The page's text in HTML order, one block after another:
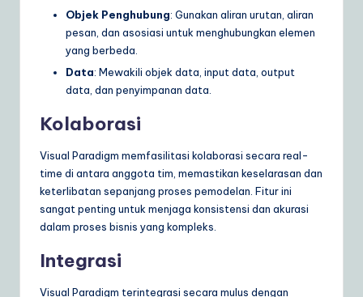
Objek Penghubung: Gunakan aliran urutan, aliran
pesan, dan asosiasi untuk menghubungkan elemen
yang berbeda.
Data: Mewakili objek data, input data, output
data, dan penyimpanan data.
Kolaborasi
Visual Paradigm memfasilitasi kolaborasi secara real-
time di antara anggota tim, memastikan keselarasan dan
keterlibatan sepanjang proses pemodelan. Fitur ini
sangat penting untuk menjaga konsistensi dan akurasi
dalam proses bisnis yang kompleks.
Integrasi
Visual Paradigm terintegrasi secara mulus dengan